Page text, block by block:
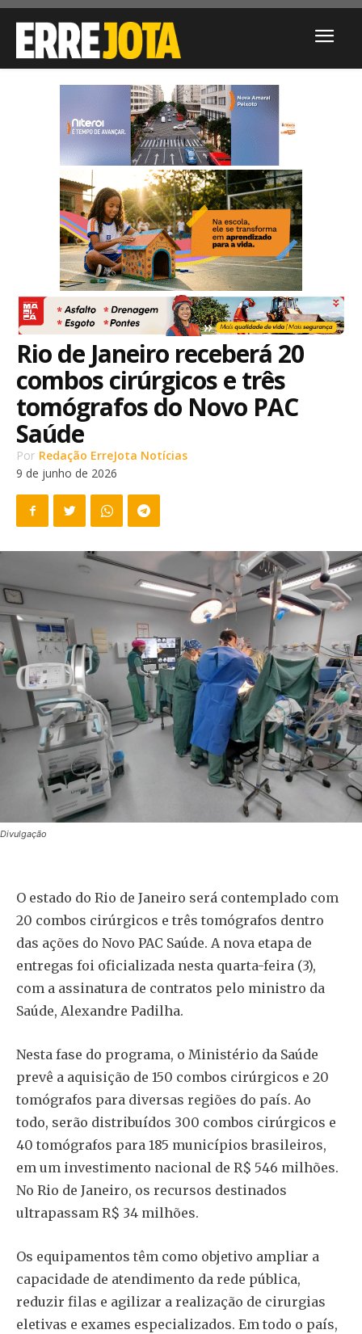
Rio de Janeiro receberá 20
combos cirúrgicos e três
tomógrafos do Novo PAC
Saúde
Por Redação ErreJota Notícias
9 de junho de 2026
Divulgação
O estado do Rio de Janeiro será contemplado com
20 combos cirúrgicos e três tomógrafos dentro
das ações do Novo PAC Saúde. A nova etapa de
entregas foi oficializada nesta quarta-feira (3),
com a assinatura de contratos pelo ministro da
Saúde, Alexandre Padilha.
Nesta fase do programa, o Ministério da Saúde
prevê a aquisição de 150 combos cirúrgicos e 20
tomógrafos para diversas regiões do país. Ao
todo, serão distribuídos 300 combos cirúrgicos e
40 tomógrafos para 185 municípios brasileiros,
em um investimento nacional de R$ 546 milhões.
No Rio de Janeiro, os recursos destinados
ultrapassam R$ 34 milhões.
Os equipamentos têm como objetivo ampliar a
capacidade de atendimento da rede pública,
reduzir filas e agilizar a realização de cirurgias
eletivas e exames especializados. Em todo o país,